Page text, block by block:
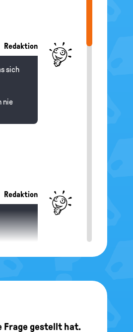
Redaktion
sich
nie
Redaktion
Frage gestellt hat.